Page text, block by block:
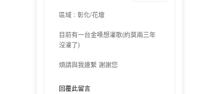
區域 : 彰化/花壇
目前有一台金嗓想灌歌(約莫兩三年
沒灌了)
煩請與我連繫 謝謝您
回覆此留言